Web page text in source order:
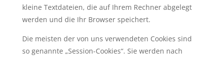
kleine Textdateien, die auf Ihrem Rechner abgelegt
werden und die Ihr Browser speichert.
Die meisten der von uns verwendeten Cookies sind
so genannte „Session-Cookies“. Sie werden nach